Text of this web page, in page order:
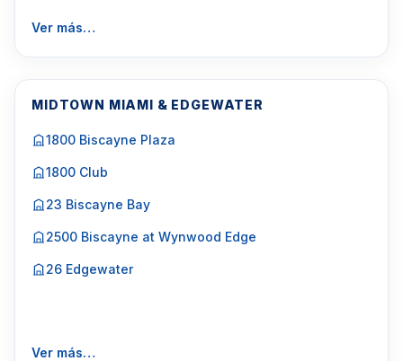
Ver más…
MIDTOWN MIAMI & EDGEWATER
1800 Biscayne Plaza
1800 Club
23 Biscayne Bay
2500 Biscayne at Wynwood Edge
26 Edgewater
Ver más…